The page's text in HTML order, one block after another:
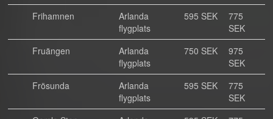
Frihamnen
Arlanda
flygplats
595 SEK
775
SEK
Fruängen
Arlanda
flygplats
750 SEK
975
SEK
Frösunda
Arlanda
flygplats
595 SEK
775
SEK